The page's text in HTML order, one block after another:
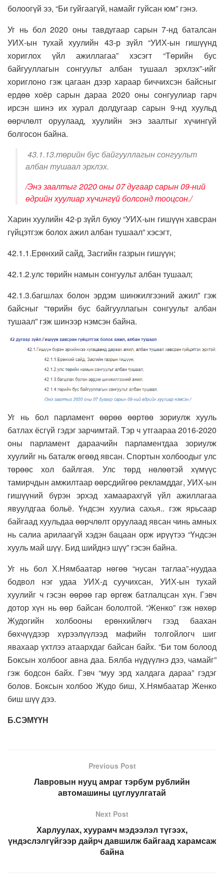
болоогүй ээ, “Би гуйгаагүй, намайг гуйсан юм” гэнэ.
Уг нь бол 2020 оны тавдугаар сарын 7-нд баталсан
УИХ-ын тухай хуулийн 43-р зүйл “УИХ-ын гишүүнд
хориглох үйл ажиллагаа” хэсэгт “Төрийн бус
байгууллагын сонгуульт албан тушаал эрхлэх”-ийг
хориглоно гэж цагаан дээр хараар биччихсэн байсныг
ердөө хоёр сарын дараа 2020 оны сонгуулиар гарч
ирсэн шинэ их хурал долдугаар сарын 9-нд хуульд
өөрчлөлт оруулаад, хуулийн энэ заалтыг хүчингүй
болгосон байна.
43.1.13.төрийн бус байгууллагын сонгуульт
албан тушаал эрхлэх.
/Энэ заалтыг 2020 оны 07 дугаар сарын 09-ний
өдрийн хуулиар хүчингүй болсонд тооцсон./
Харин хуулийн 42-р зүйл буюу “УИХ-ын гишүүн хавсран
гүйцэтгэж болох ажил албан тушаал” хэсэгт,
42.1.1.Ерөнхий сайд, Засгийн газрын гишүүн;
42.1.2.улс төрийн намын сонгуульт албан тушаал;
42.1.3.багшлах болон эрдэм шинжилгээний ажил” гэж
байсныг “төрийн бус байгууллагын сонгуульт албан
тушаал” гэж шинээр нэмсэн байна.
Уг нь бол парламент өөрөө өөртөө зориулж хууль
батлах ёсгүй гэдэг зарчимтай. Тэр ч утгаараа 2016-2020
оны парламент дараачийн парламентдаа зориулж
хуулийг нь баталж өгөөд явсан. Спортын холбоодыг улс
төрөөс хол байлгая. Улс төрд нөлөөтэй хүмүүс
тамирчдын амжилтаар өөрсдийгөө рекламддаг, УИХ-ын
гишүүний бүрэн эрхэд хамаарахгүй үйл ажиллагаа
явуулдгаа больё. Үндсэн хуулиа сахья.. гэж ярьсаар
байгаад хуульдаа өөрчлөлт оруулаад явсан чинь амных
нь салиа арилаагүй хэдэн бацаан орж ирүүтээ “Үндсэн
хууль май шүү. Бид шийднэ шүү” гэсэн байна.
Уг нь бол Х.Нямбаатар нөгөө “нусан таглаа”-нуудаа
бодвол нэг удаа УИХ-д суучихсан, УИХ-ын тухай
хуулийг ч гэсэн өөрөө гар өргөж батлалцсан хүн. Гэвч
дотор хүн нь өөр байсан бололтой. “Женко” гэж нөхөр
Жудогийн холбооны ерөнхийлөгч гээд баахан
бөхчүүдээр хүрээлүүлээд мафийн толгойлогч шиг
явахаар үхтлээ атаархдаг байсан байх. “Би том болоод
Боксын холбоог авна даа. Бялба нүдүүлнэ дээ, чамайг”
гэж бодсон байх. Гэвч “муу эрд халдага дараа” гэдэг
болов. Боксын холбоо Жудо биш, Х.Нямбаатар Женко
биш шүү дээ.
Б.СЭМҮҮН
Previous Post
Лавровын нууц амраг тэрбум рублийн
автомашины цуглуулгатай
Next Post
Харлуулах, хуурамч мэдээлэл түгээх,
үндэслэлгүйгээр дайрч давшилж байгаад харамсаж
байна